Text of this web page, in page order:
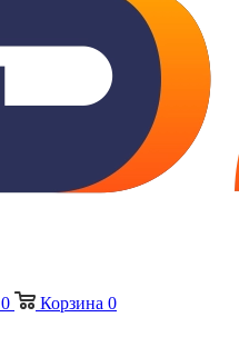
0 Корзина 0